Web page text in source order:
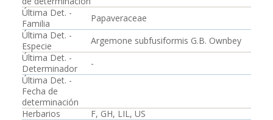
Última Det. -
Familia
Papaveraceae
Última Det. -
Especie
Argemone subfusiformis G.B. Ownbey
Última Det. -
Determinador
-
Última Det. -
Fecha de
determinación
Herbarios
F, GH, LIL, US